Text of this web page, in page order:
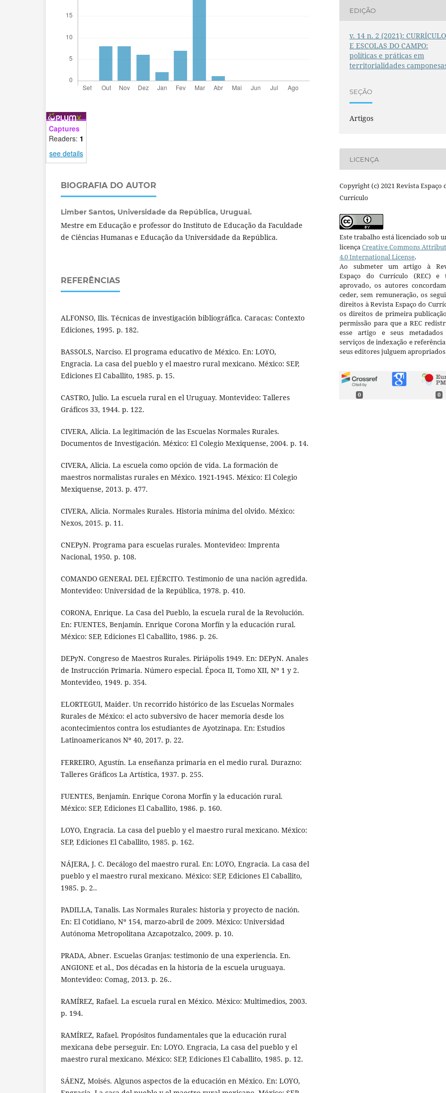
Captures
Readers: 1
see details
BIOGRAFIA DO AUTOR
Limber Santos, Universidade da República, Uruguai.
Mestre em Educação e professor do Instituto de Educação da Faculdade
de Ciências Humanas e Educação da Universidade da República.
REFERÊNCIAS
ALFONSO, Ilis. Técnicas de investigación bibliográfica. Caracas: Contexto
Ediciones, 1995. p. 182.
BASSOLS, Narciso. El programa educativo de México. En: LOYO,
Engracia. La casa del pueblo y el maestro rural mexicano. México: SEP,
Ediciones El Caballito, 1985. p. 15.
CASTRO, Julio. La escuela rural en el Uruguay. Montevideo: Talleres
Gráficos 33, 1944. p. 122.
CIVERA, Alicia. La legitimación de las Escuelas Normales Rurales.
Documentos de Investigación. México: El Colegio Mexiquense, 2004. p. 14.
CIVERA, Alicia. La escuela como opción de vida. La formación de
maestros normalistas rurales en México. 1921-1945. México: El Colegio
Mexiquense, 2013. p. 477.
CIVERA, Alicia. Normales Rurales. Historia mínima del olvido. México:
Nexos, 2015. p. 11.
CNEPyN. Programa para escuelas rurales. Montevideo: Imprenta
Nacional, 1950. p. 108.
COMANDO GENERAL DEL EJÉRCITO. Testimonio de una nación agredida.
Montevideo: Universidad de la República, 1978. p. 410.
CORONA, Enrique. La Casa del Pueblo, la escuela rural de la Revolución.
En: FUENTES, Benjamín. Enrique Corona Morfín y la educación rural.
México: SEP, Ediciones El Caballito, 1986. p. 26.
DEPyN. Congreso de Maestros Rurales. Piriápolis 1949. En: DEPyN. Anales
de Instrucción Primaria. Número especial. Época II, Tomo XII, Nº 1 y 2.
Montevideo, 1949. p. 354.
ELORTEGUI, Maider. Un recorrido histórico de las Escuelas Normales
Rurales de México: el acto subversivo de hacer memoria desde los
acontecimientos contra los estudiantes de Ayotzinapa. En: Estudios
Latinoamericanos Nº 40, 2017. p. 22.
FERREIRO, Agustín. La enseñanza primaria en el medio rural. Durazno:
Talleres Gráficos La Artística, 1937. p. 255.
FUENTES, Benjamín. Enrique Corona Morfín y la educación rural.
México: SEP, Ediciones El Caballito, 1986. p. 160.
LOYO, Engracia. La casa del pueblo y el maestro rural mexicano. México:
SEP, Ediciones El Caballito, 1985. p. 162.
NÁJERA, J. C. Decálogo del maestro rural. En: LOYO, Engracia. La casa del
pueblo y el maestro rural mexicano. México: SEP, Ediciones El Caballito,
1985. p. 2..
PADILLA, Tanalis. Las Normales Rurales: historia y proyecto de nación.
En: El Cotidiano, Nº 154, marzo-abril de 2009. México: Universidad
Autónoma Metropolitana Azcapotzalco, 2009. p. 10.
PRADA, Abner. Escuelas Granjas: testimonio de una experiencia. En.
ANGIONE et al., Dos décadas en la historia de la escuela uruguaya.
Montevideo: Comag, 2013. p. 26..
RAMÍREZ, Rafael. La escuela rural en México. México: Multimedios, 2003.
p. 194.
RAMÍREZ, Rafael. Propósitos fundamentales que la educación rural
mexicana debe perseguir. En: LOYO. Engracia, La casa del pueblo y el
maestro rural mexicano. México: SEP, Ediciones El Caballito, 1985. p. 12.
SÁENZ, Moisés. Algunos aspectos de la educación en México. En: LOYO,
EDIÇÃO
v. 14 n. 2 (2021): CURRÍCULO
E ESCOLAS DO CAMPO:
políticas e práticas em
territorialidades
SEÇÃO
Artigos
LICENÇA
Copyright (c) 2021 Revista Espaço
Currículo
Este trabalho está licenciado sob
licença Creative Commons
4.0 International License.
Ao submeter um artigo à
Espaço do Currículo (REC) e
aprovado, os autores
ceder, sem remuneração, os
direitos à Revista Espaço do
os direitos de primeira
permissão para que a REC
esse artigo e seus metadados
serviços de indexação e
seus editores julguem
0 0